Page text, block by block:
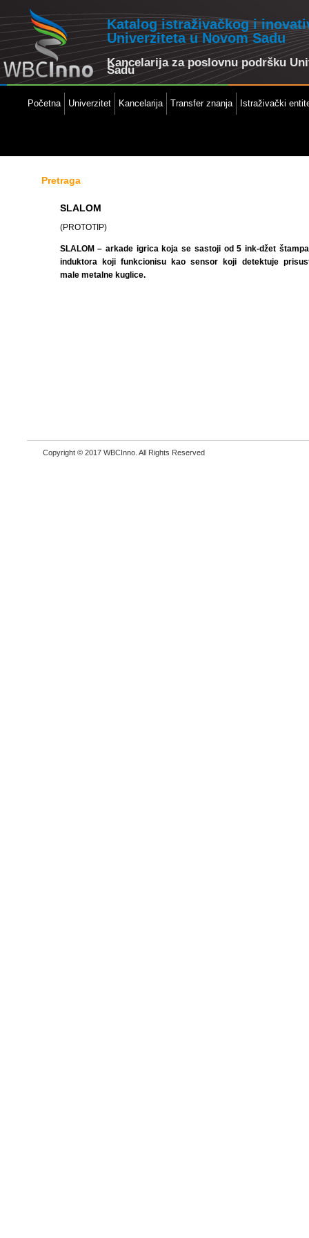
Katalog istraživačkog i
Univerziteta u Novom Sadu
Kancelarija za poslovnu podršku
Sadu
Početna Univerzitet Kancelarija Transfer znanja Istraživački
Pretraga
SLALOM
(PROTOTIP)
SLALOM – arkade igrica koja se sastoji od 5 ink-džet
induktora koji funkcionisu kao sensor koji detektuje
male metalne kuglice.
Copyright © 2017 WBCInno. All Rights Reserved